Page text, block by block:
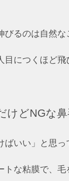
るのは自然な
目につくほど
けどNGな鼻
ばいい」と思っ
トな粘膜で、